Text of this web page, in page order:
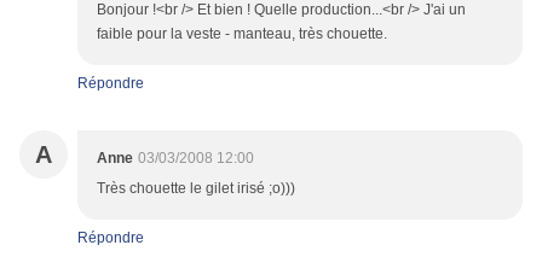
Bonjour !<br /> Et bien ! Quelle production...<br /> J'ai un
faible pour la veste - manteau, très chouette.
Répondre
A Anne 03/03/2008 12:00
Très chouette le gilet irisé ;o)))
Répondre